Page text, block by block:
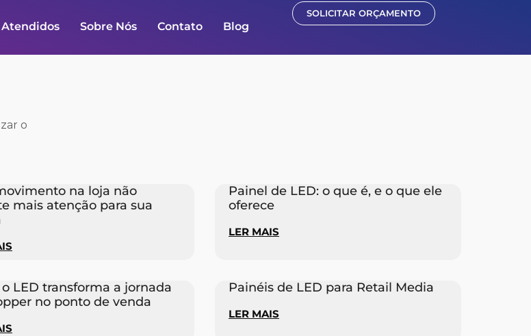
Sobre Nós Contato Blog
SOLICITAR ORÇAMENTO
o
na loja não
mais atenção para sua
Painel de LED: o que é, e o que ele
oferece
LER MAIS
LED transforma a jornada
no ponto de venda
Painéis de LED para Retail Media
LER MAIS